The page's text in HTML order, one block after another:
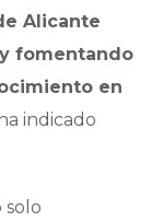
Alicante
fomentando
en
indicado
solo